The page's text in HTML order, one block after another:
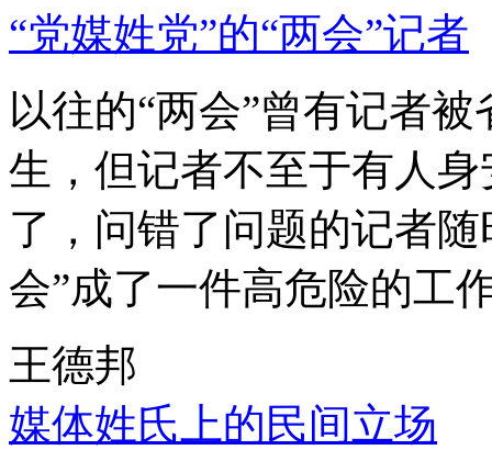
“党媒姓党”的“两会”记者
以往的“两会”曾有记者
生，但记者不至于有人
了，问错了问题的记者
会”成了一件高危险的工
王德邦
媒体姓氏上的民间立场